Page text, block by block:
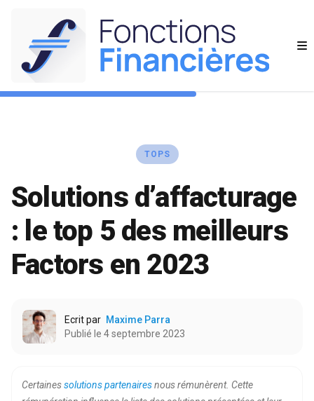
TOPS
Solutions d’affacturage
: le top 5 des meilleurs
Factors en 2023
Ecrit par Maxime Parra
Publié le 4 septembre 2023
Certainessolutions partenairesnous rémunèrent. Cette